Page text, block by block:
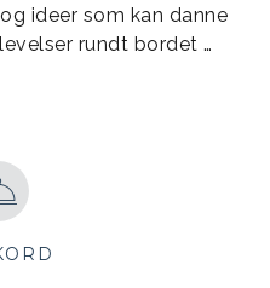
ideer som kan danne
rundt bordet …